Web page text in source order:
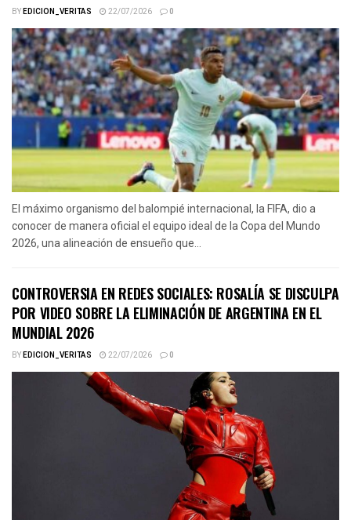
BYEDICION_VERITAS 22/07/2026 0
El máximo organismo del balompié internacional, la FIFA, dio a
conocer de manera oficial el equipo ideal de la Copa del Mundo
2026, una alineación de ensueño que...
CONTROVERSIA EN REDES SOCIALES: ROSALÍA SE DISCULPA
POR VIDEO SOBRE LA ELIMINACIÓN DE ARGENTINA EN EL
MUNDIAL 2026
BYEDICION_VERITAS 22/07/2026 0